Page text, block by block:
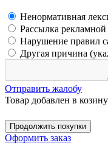
Ненормативная
Рассылка
Нарушение правил
Другая причина
Отправить жалобу
Товар добавлен в козину
Продолжить покупки
Оформить заказ